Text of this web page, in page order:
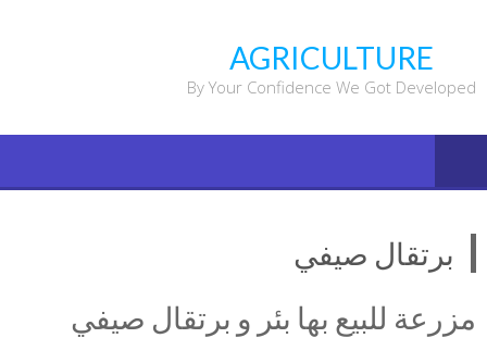
content
AGRICULTURE
By Your Confidence We Got Developed
برتقال صيفي
مزرعة للبيع بها بئر و برتقال صيفي